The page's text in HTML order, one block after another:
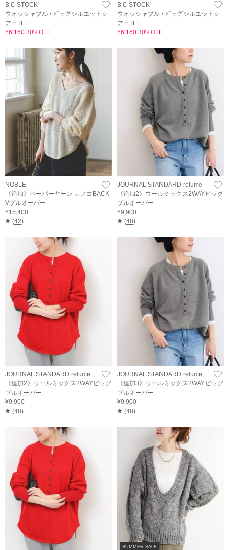
B.C STOCK
ウォッシャブル / ビッグシルエットシ
アーTEE
¥6,160 30%OFF
B.C STOCK
ウォッシャブル / ビッグシルエットシ
アーTEE
¥6,160 30%OFF
NOBLE
《追加》ペーパーヤーン カノコBACK
Vプルオーバー
¥15,400
(42)
JOURNAL STANDARD relume
《追加2》ウールミックス2WAYビッグ
プルオーバー
¥9,900
(48)
JOURNAL STANDARD relume
《追加2》ウールミックス2WAYビッグ
プルオーバー
¥9,900
(48)
JOURNAL STANDARD relume
《追加3》ウールミックス2WAYビッグ
プルオーバー
¥9,900
(48)
SUMMER SALE